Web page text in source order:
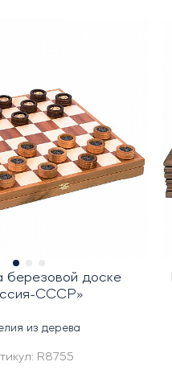
березовой доске
СССР»
из дерева
R8755